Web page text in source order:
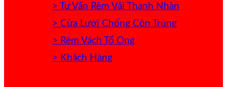
> Tư Vấn Rèm Vải Thanh Nhàn
> Cửa Lưới Chống Côn Trùng
> Rèm Vách Tổ Ong
> Khách Hàng